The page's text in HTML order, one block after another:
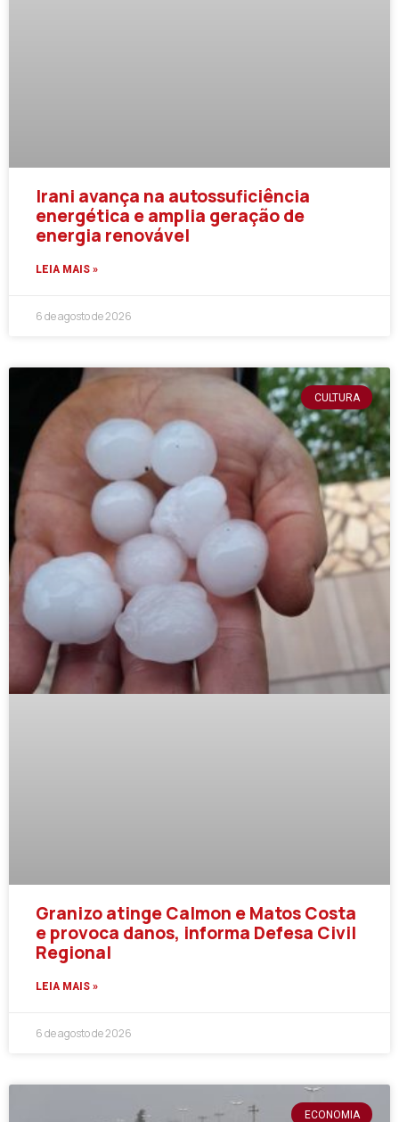
Irani avança na autossuficiência
energética e amplia geração de
energia renovável
LEIA MAIS »
6 de agosto de 2026
CULTURA
Granizo atinge Calmon e Matos Costa
e provoca danos, informa Defesa Civil
Regional
LEIA MAIS »
6 de agosto de 2026
ECONOMIA